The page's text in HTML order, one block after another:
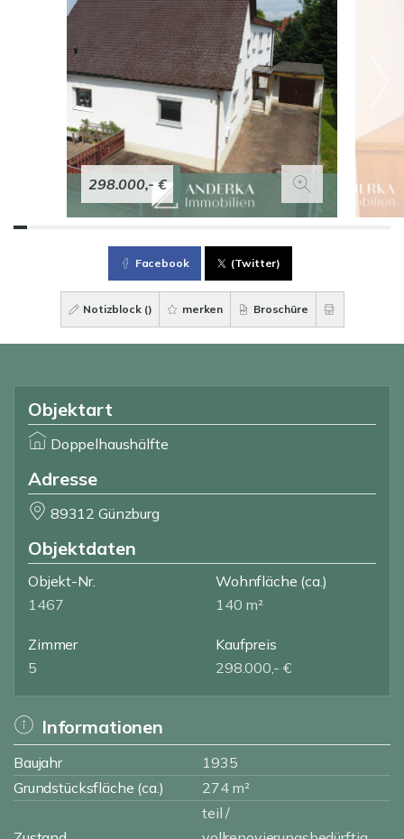
298.000,- €
Facebook (Twitter)
Notizblock () merken Broschüre
Objektart
Doppelhaushälfte
Adresse
89312 Günzburg
Objektdaten
Objekt-Nr.
1467
Wohnfläche (ca.)
140 m²
Zimmer
5
Kaufpreis
298.000,- €
Informationen
Baujahr
1935
Grundstücksfläche (ca.)
274 m²
teil /